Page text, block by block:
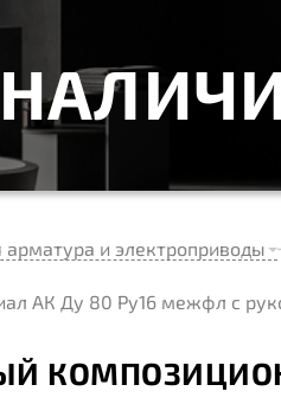
арматура и электроприводы
АК Ду 80 Ру16 межфл с